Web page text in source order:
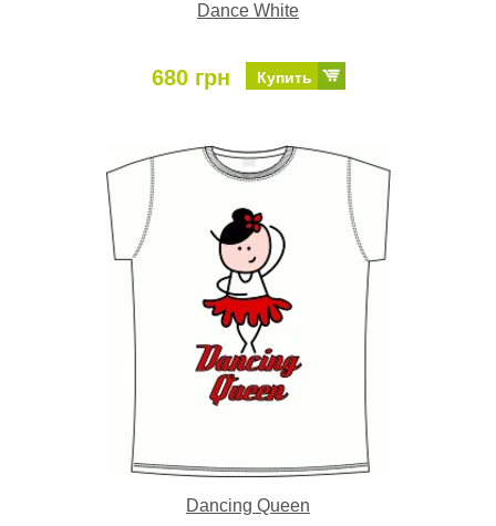
Dance White
680 грн Купить
Dancing Queen